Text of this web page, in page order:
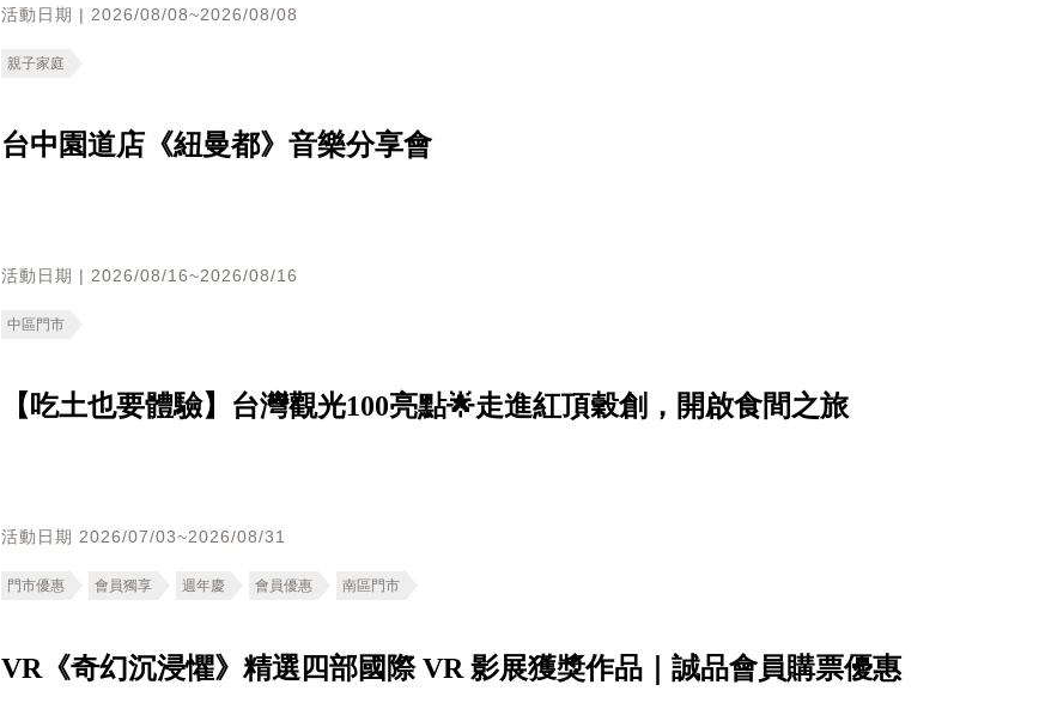
活動日期 | 2026/08/08~2026/08/08
親子家庭
台中園道店《紐曼都》音樂分享會
活動日期 | 2026/08/16~2026/08/16
中區門市
【吃土也要體驗】台灣觀光100亮點🌟走進紅頂穀創，開啟食間之旅
活動日期 2026/07/03~2026/08/31
門市優惠 會員獨享 週年慶 會員優惠 南區門市
VR《奇幻沉浸懼》精選四部國際 VR 影展獲獎作品｜誠品會員購票優惠